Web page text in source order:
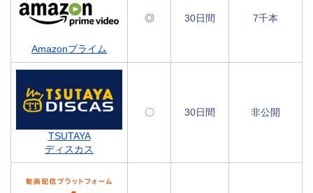
Amazonプライム
◎ 30日間 7千本
TSUTAYA
ディスカス
〇 30日間 非公開